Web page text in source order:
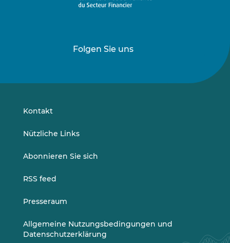
Folgen Sie uns
uns
uns
Kontakt
Nützliche Links
Abonnieren Sie sich
RSS feed
Presseraum
Allgemeine Nutzungsbedingungen und
Datenschutzerklärung